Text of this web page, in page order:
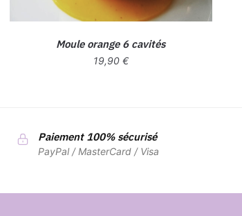
Moule orange 6 cavités
19,90 €
Paiement 100% sécurisé
PayPal / MasterCard / Visa